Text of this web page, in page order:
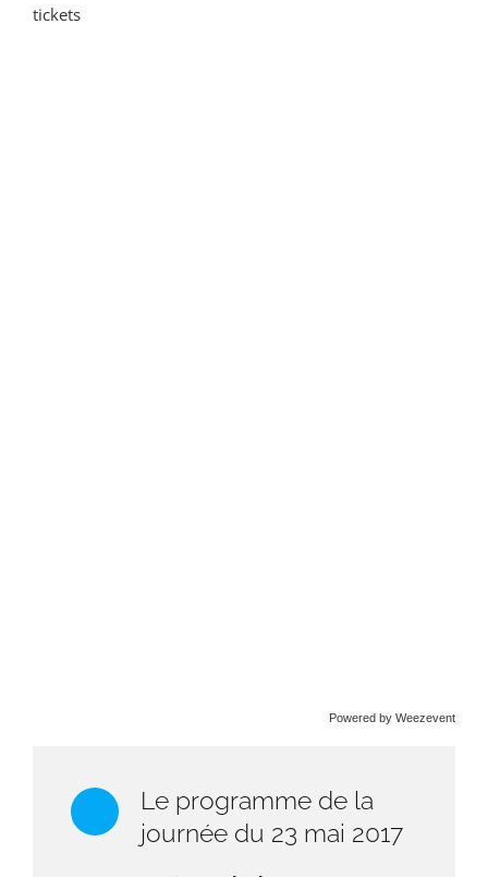
tickets
Powered by Weezevent
Le programme de la
journée du 23 mai 2017